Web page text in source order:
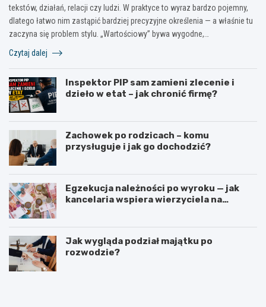
tekstów, działań, relacji czy ludzi. W praktyce to wyraz bardzo pojemny,
dlatego łatwo nim zastąpić bardziej precyzyjne określenia — a właśnie tu
zaczyna się problem stylu. „Wartościowy” bywa wygodne,…
Czytaj dalej
Inspektor PIP sam zamieni zlecenie i
dzieło w etat – jak chronić firmę?
Zachowek po rodzicach – komu
przysługuje i jak go dochodzić?
Egzekucja należności po wyroku — jak
kancelaria wspiera wierzyciela na
Jak wygląda podział majątku po
rozwodzie?